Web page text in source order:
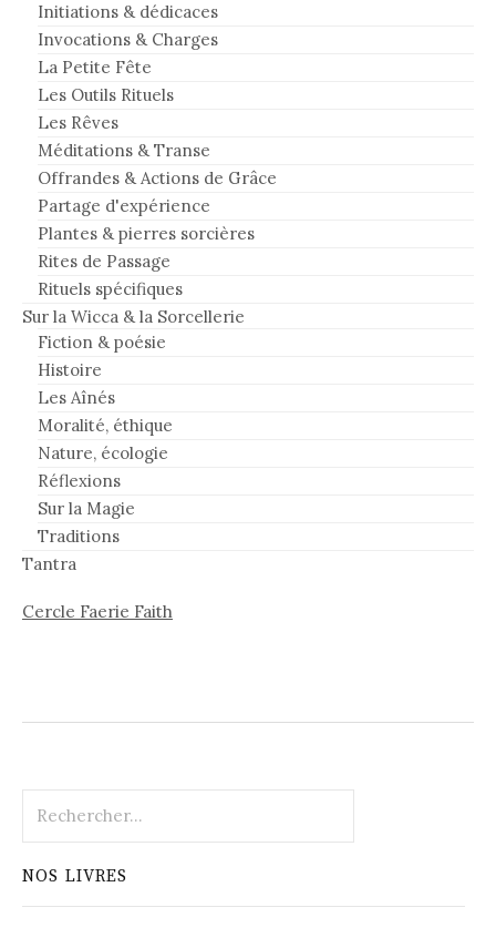
Initiations & dédicaces
Invocations & Charges
La Petite Fête
Les Outils Rituels
Les Rêves
Méditations & Transe
Offrandes & Actions de Grâce
Partage d'expérience
Plantes & pierres sorcières
Rites de Passage
Rituels spécifiques
Sur la Wicca & la Sorcellerie
Fiction & poésie
Histoire
Les Aînés
Moralité, éthique
Nature, écologie
Réflexions
Sur la Magie
Traditions
Tantra
Cercle Faerie Faith
NOS LIVRES